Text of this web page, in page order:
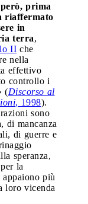
prima
riaffermato
in
terra,
II che
nella
effettivo
controllo i
(Discorso al
, 1998).
sono
di mancanza
di guerre e
speranza,
la
più
loro vicenda